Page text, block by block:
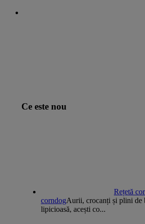
Ce este nou
Rețetă
corndogAurii, crocanți și plini de
lipicioasă, acești co...